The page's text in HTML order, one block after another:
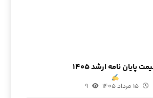
پایان نامه ارشد ۱۴۰۵
۱۵ مرداد ۱۴۰۵ ۹